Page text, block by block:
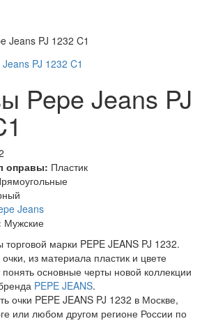
Jeans PJ 1232 C1
Pepe Jeans PJ
оправы: Пластик
Jeans
Мужские
марки PEPE JEANS PJ 1232.
из материала пластик и цвете
основные черты новой коллекции
PEPE JEANS.
очки PEPE JEANS PJ 1232 в Москве,
или любом другом регионе России по